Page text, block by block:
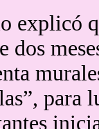
explicó
dos
para